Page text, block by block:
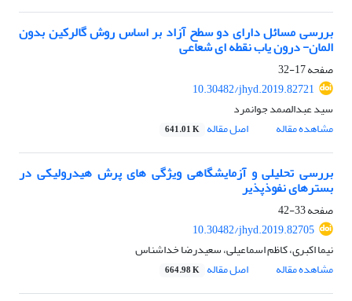
بررسی مسائل دارای دو سطح آزاد بر اساس روش گالرکین بدون
المان- درون یاب نقطه ای شعاعی
صفحه17-32
10.30482/jhyd.2019.82721
سید عبدالصمد جوانمرد
مشاهده مقاله
اصل مقاله 641.01 K
بررسی تحلیلی و آزمایشگاهی ویژگی های پرش هیدرولیکی در
بسترهای نفوذپذیر
صفحه33-42
10.30482/jhyd.2019.82705
نیما اکبری، کاظم اسماعیلی، سعیدرضا خداشناس
مشاهده مقاله
اصل مقاله 664.98 K